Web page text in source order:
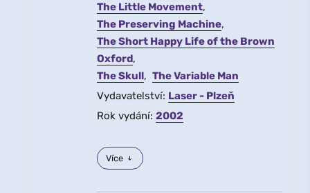
The Little Movement
The Preserving Machine
The Short Happy Life of the Brown
Oxford
The Skull
The Variable Man
Vydavatelství: Laser - Plzeň
Rok vydání: 2002
Více